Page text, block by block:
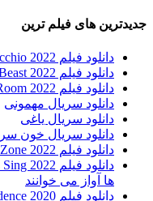
جدیدترین های فیلم ترین
دانلود فیلم Pinocchio 2022 پینوکیو
دانلود فیلم Beast 2022 هیولا
دانلود فیلم Wire Room 2022 اتاق شنود
دانلود سریال مهمونی
دانلود سریال یاغی
دانلود سریال خون
دانلود فیلم 2022 Dead Zone منطقه مرده
ها آواز می خوانند
دانلود فیلم 2020 Invisible Evidence گواه نامرئی